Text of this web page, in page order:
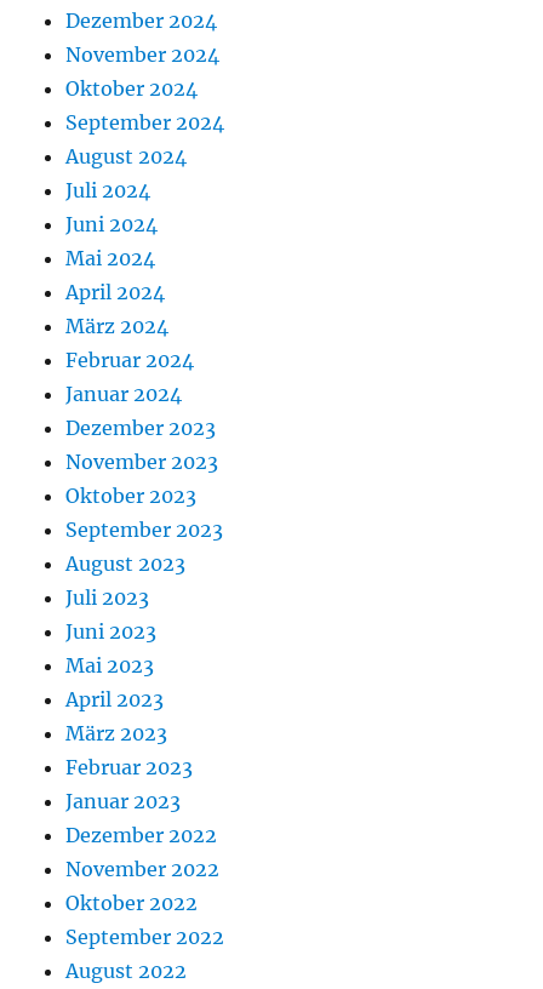
Dezember 2024
November 2024
Oktober 2024
September 2024
August 2024
Juli 2024
Juni 2024
Mai 2024
April 2024
März 2024
Februar 2024
Januar 2024
Dezember 2023
November 2023
Oktober 2023
September 2023
August 2023
Juli 2023
Juni 2023
Mai 2023
April 2023
März 2023
Februar 2023
Januar 2023
Dezember 2022
November 2022
Oktober 2022
September 2022
August 2022